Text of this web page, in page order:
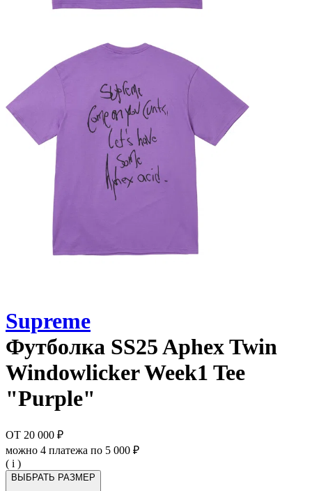
Supreme
Футболка SS25 Aphex Twin
Windowlicker Week1 Tee
"Purple"
ОТ 20 000 ₽
можно 4 платежа по 5 000 ₽
( i )
ВЫБРАТЬ РАЗМЕР